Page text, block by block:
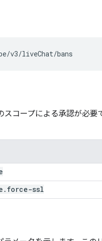
v3/liveChat/bans
コープによる承認が必要
. force-ssl